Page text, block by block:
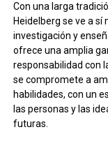
Con una larga
Heidelberg se ve a
investigación y
ofrece una amplia
responsabilidad con
se compromete a
habilidades, con un
las personas y las
futuras.